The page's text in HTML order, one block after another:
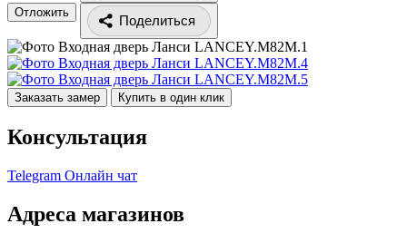
Отложить
Поделиться
Заказать замер Купить в один клик
Консультация
Telegram Онлайн чат
Адреса магазинов